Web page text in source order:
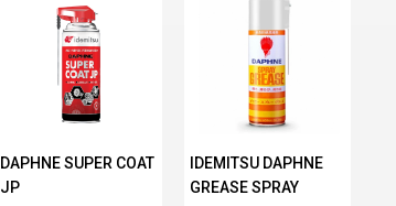
DAPHNE SUPER COAT
JP
IDEMITSU DAPHNE
GREASE SPRAY